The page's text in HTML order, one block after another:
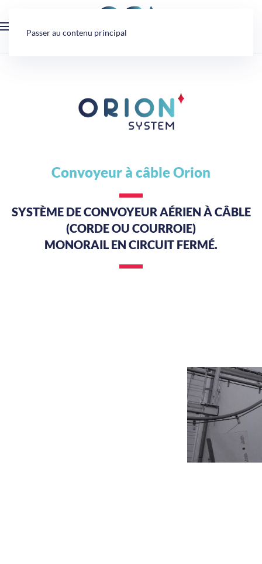
Passer au contenu principal
Convoyeur à câble Orion
SYSTÈME DE CONVOYEUR AÉRIEN À CÂBLE
(CORDE OU COURROIE)
MONORAIL EN CIRCUIT FERMÉ.
Panneau de gestion des cookies